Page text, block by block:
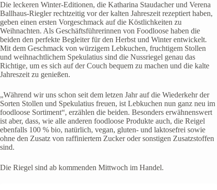
Die leckeren Winter-Editionen, die Katharina Staudacher und Verena
Ballhaus-Riegler rechtzeitig vor der kalten Jahreszeit rezeptiert haben,
geben einen ersten Vorgeschmack auf die Köstlichkeiten zu
Weihnachten. Als Geschäftsführerinnen von Foodloose haben die
beiden den perfekte Begleiter für den Herbst und Winter entwickelt.
Mit dem Geschmack von würzigem Lebkuchen, fruchtigem Stollen
und weihnachtlichem Spekulatius sind die Nussriegel genau das
Richtige, um es sich auf der Couch bequem zu machen und die kalte
Jahreszeit zu genießen.
„Während wir uns schon seit dem letzen Jahr auf die Wiederkehr der
Sorten Stollen und Spekulatius freuen, ist Lebkuchen nun ganz neu im
foodloose Sortiment“, erzählen die beiden. Besonders erwähnenswert
ist aber, dass, wie alle anderen foodloose Produkte auch, die Reigel
ebenfalls 100 % bio, natürlich, vegan, gluten- und laktosefrei sowie
ohne den Zusatz von raffiniertem Zucker oder sonstigen Zusatzstoffen
sind.
Die Riegel sind ab kommenden Mittwoch im Handel.